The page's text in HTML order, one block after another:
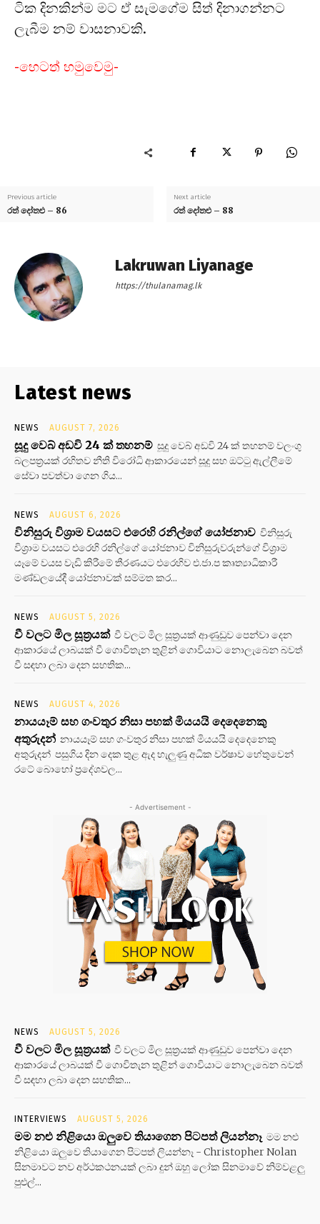
ටික දිනකින්ම මට ඒ සැමගේම සිත් දිනාගන්නට
ලැබීම නම් වාසනාවකි.
-හෙටත් හමුවෙමු-
Previous article
රත් දෝතළු – 86
Next article
රත් දෝතළු – 88
Lakruwan Liyanage
https://thulanamag.lk
Latest news
NEWS AUGUST 7, 2026
සූදු වෙබ් අඩවි 24 ක් තහනම් සූදු වෙබ් අඩවි 24 ක් තහනම් වලංගු
බලපත්‍රයක් රහිතව නීති විරෝධි ආකාරයෙන් සූදු සහ ඔට්ටු ඇල්ලීමේ
සේවා පවත්වා ගෙන ගිය...
NEWS AUGUST 6, 2026
විනිසුරු විශ්‍රාම වයසට එරෙහි රනිල්ගේ යෝජනාව විනිසුරු
විශ්‍රාම වයසට එරෙහි රනිල්ගේ යෝජනාව විනිසුරුවරුන්ගේ විශ්‍රාම
යෑමේ වයස වැඩි කිරීමේ තීරණයට එරෙහිව එ.ජා.ප කෘත්‍යාධිකාරී
මණ්ඩලයේදී යෝජනාවක් සම්මත කර...
NEWS AUGUST 5, 2026
වී වලට මිල සූත්‍රයක් වී වලට මිල සූත්‍රයක් ආණුඩුව පෙන්වා දෙන
ආකාරයේ ලාබයක් වී ගොවිතැන තුළින් ගොවියාට නොලැබෙන බවත්
වී සඳහා ලබා දෙන සහතික...
NEWS AUGUST 4, 2026
නායයෑම් සහ ගංවතුර නිසා පහක් මියයයි දෙදෙනෙකු
අතුරුදන් නායයෑම් සහ ගංවතුර නිසා පහක් මියයයි දෙදෙනෙකු
අතුරුදන් පසුගිය දින දෙක තුළ ඇද හැලුණු අධික වර්ෂාව හේතුවෙන්
රටේ බොහෝ ප්‍රදේශවල...
- Advertisement -
NEWS AUGUST 5, 2026
වී වලට මිල සූත්‍රයක් වී වලට මිල සූත්‍රයක් ආණුඩුව පෙන්වා දෙන
ආකාරයේ ලාබයක් වී ගොවිතැන තුළින් ගොවියාට නොලැබෙන බවත්
වී සඳහා ලබා දෙන සහතික...
INTERVIEWS AUGUST 5, 2026
මම නළු නිළියො ඔලුවෙ තියාගෙන පිටපත් ලියන්නෑ මම නළු
නිළියො ඔලුවෙ තියාගෙන පිටපත් ලියන්නෑ - Christopher Nolan
සිනමාවට නව අර්ථකථනයක් ලබා දුන් ඔහු ලෝක සිනමාවේ නිම්වළලු
පුළුල්...